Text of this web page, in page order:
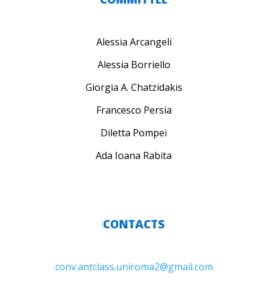
Alessia Arcangeli
Alessia Borriello
Giorgia A. Chatzidakis
Francesco Persia
Diletta Pompei
Ada Ioana Rabita
CONTACTS
conv.antclass.uniroma2@gmail.com